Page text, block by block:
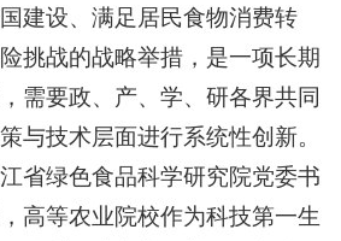
建设、满足居民食物消费转
挑战的战略举措，是一项长期
需要政、产、学、研各界共同
与技术层面进行系统性创新。
省绿色食品科学研究院党委书
高等农业院校作为科技第一生